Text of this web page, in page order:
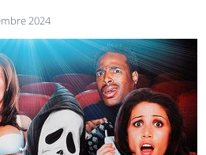
2024